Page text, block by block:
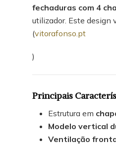
fechaduras com 4
utilizador. Este design
(vitorafonso.pt
)
Principais
Estrutura em
Modelo vertical
Ventilação